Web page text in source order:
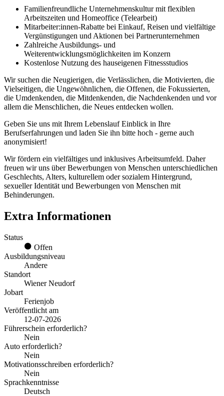
Familienfreundliche Unternehmenskultur mit flexiblen
Arbeitszeiten und Homeoffice (Telearbeit)
Mitarbeiter:innen-Rabatte bei Einkauf, Reisen und vielfältige
Vergünstigungen und Aktionen bei Partnerunternehmen
Zahlreiche Ausbildungs- und
Weiterentwicklungsmöglichkeiten im Konzern
Kostenlose Nutzung des hauseigenen Fitnessstudios
Wir suchen die Neugierigen, die Verlässlichen, die Motivierten, die
Vielseitigen, die Ungewöhnlichen, die Offenen, die Fokussierten,
die Umdenkenden, die Mitdenkenden, die Nachdenkenden und vor
allem die Menschlichen, die Neues entdecken wollen.
Geben Sie uns mit Ihrem Lebenslauf Einblick in Ihre
Berufserfahrungen und laden Sie ihn bitte hoch - gerne auch
anonymisiert!
Wir fördern ein vielfältiges und inklusives Arbeitsumfeld. Daher
freuen wir uns über Bewerbungen von Menschen unterschiedlichen
Geschlechts, Alters, kulturellem oder sozialem Hintergrund,
sexueller Identität und Bewerbungen von Menschen mit
Behinderungen.
Extra Informationen
Status
Offen
Ausbildungsniveau
Andere
Standort
Wiener Neudorf
Jobart
Ferienjob
Veröffentlicht am
12-07-2026
Führerschein erforderlich?
Nein
Auto erforderlich?
Nein
Motivationsschreiben erforderlich?
Nein
Sprachkenntnisse
Deutsch